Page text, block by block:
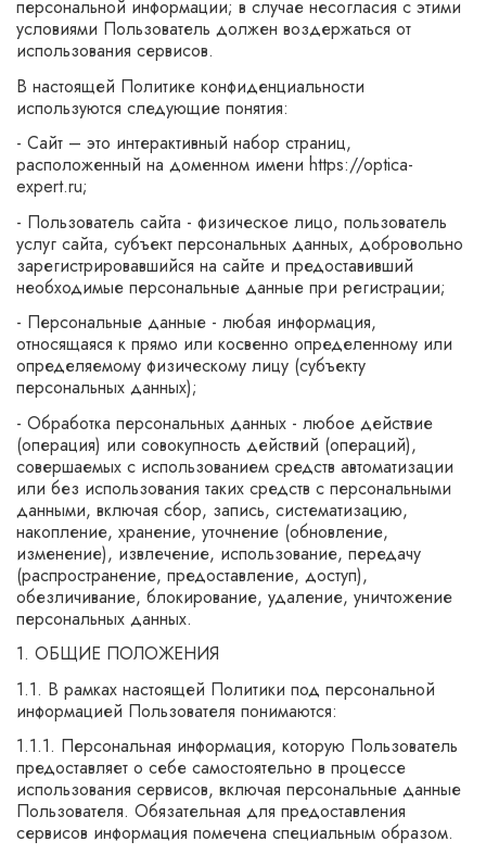
персональной информации; в случае несогласия с этими
условиями Пользователь должен воздержаться от
использования сервисов.
В настоящей Политике конфиденциальности
используются следующие понятия:
- Сайт – это интерактивный набор страниц,
расположенный на доменном имени https://optica-
expert.ru;
- Пользователь сайта - физическое лицо, пользователь
услуг сайта, субъект персональных данных, добровольно
зарегистрировавшийся на сайте и предоставивший
необходимые персональные данные при регистрации;
- Персональные данные - любая информация,
относящаяся к прямо или косвенно определенному или
определяемому физическому лицу (субъекту
персональных данных);
- Обработка персональных данных - любое действие
(операция) или совокупность действий (операций),
совершаемых с использованием средств автоматизации
или без использования таких средств с персональными
данными, включая сбор, запись, систематизацию,
накопление, хранение, уточнение (обновление,
изменение), извлечение, использование, передачу
(распространение, предоставление, доступ),
обезличивание, блокирование, удаление, уничтожение
персональных данных.
1. ОБЩИЕ ПОЛОЖЕНИЯ
1.1. В рамках настоящей Политики под персональной
информацией Пользователя понимаются:
1.1.1. Персональная информация, которую Пользователь
предоставляет о себе самостоятельно в процессе
использования сервисов, включая персональные данные
Пользователя. Обязательная для предоставления
сервисов информация помечена специальным образом.